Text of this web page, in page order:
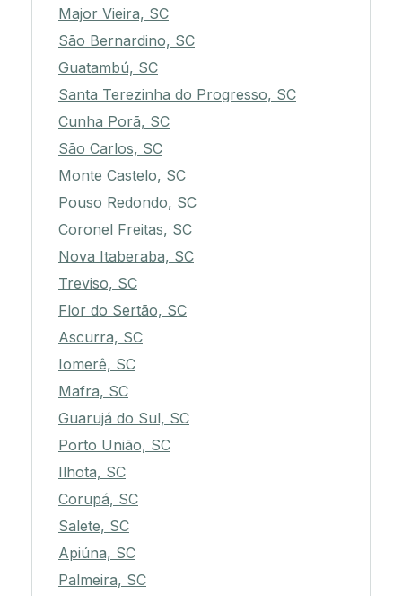
Major Vieira, SC
São Bernardino, SC
Guatambú, SC
Santa Terezinha do Progresso, SC
Cunha Porã, SC
São Carlos, SC
Monte Castelo, SC
Pouso Redondo, SC
Coronel Freitas, SC
Nova Itaberaba, SC
Treviso, SC
Flor do Sertão, SC
Ascurra, SC
Iomerê, SC
Mafra, SC
Guarujá do Sul, SC
Porto União, SC
Ilhota, SC
Corupá, SC
Salete, SC
Apiúna, SC
Palmeira, SC